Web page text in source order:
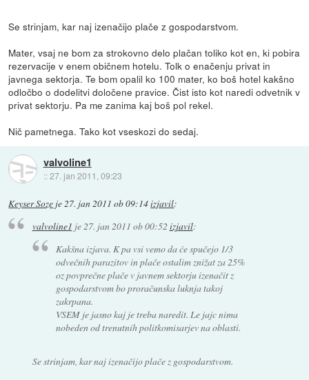
Se strinjam, kar naj izenačijo plače z gospodarstvom.
Mater, vsaj ne bom za strokovno delo plačan toliko kot en, ki pobira
rezervacije v enem običnem hotelu. Tolk o enačenju privat in
javnega sektorja. Te bom opalil ko 100 mater, ko boš hotel kakšno
odločbo o dodelitvi določene pravice. Čist isto kot naredi odvetnik v
privat sektorju. Pa me zanima kaj boš pol rekel.
Nič pametnega. Tako kot vseskozi do sedaj.
valvoline1
::27. jan 2011, 09:23
Keyser Soze je27. jan 2011 ob 09:14izjavil:
valvoline1 je27. jan 2011 ob 00:52 izjavil:
Kakšna izjava. K pa vsi vemo da će spučejo 1/3
odvečnih parazitov in plače ostalim znižat za 25%
oz povprečne plače v javnem sektorju izenačit z
gospodarstvom bo proračunska luknja takoj
zakrpana.
VSEM je jasno kaj je treba naredit. Le jajc nima
nobeden od trenutnih politkomisarjev na oblasti.
Se strinjam, kar naj izenačijo plače z gospodarstvom.